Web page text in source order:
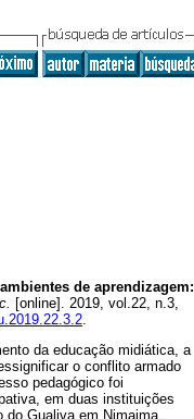
de aprendizagem:
[online]. 2019, vol.22, n.3,
.
da educação midiática, a
o conflito armado
pedagógico foi
em duas instituições
do Gualiva em Nimaima,